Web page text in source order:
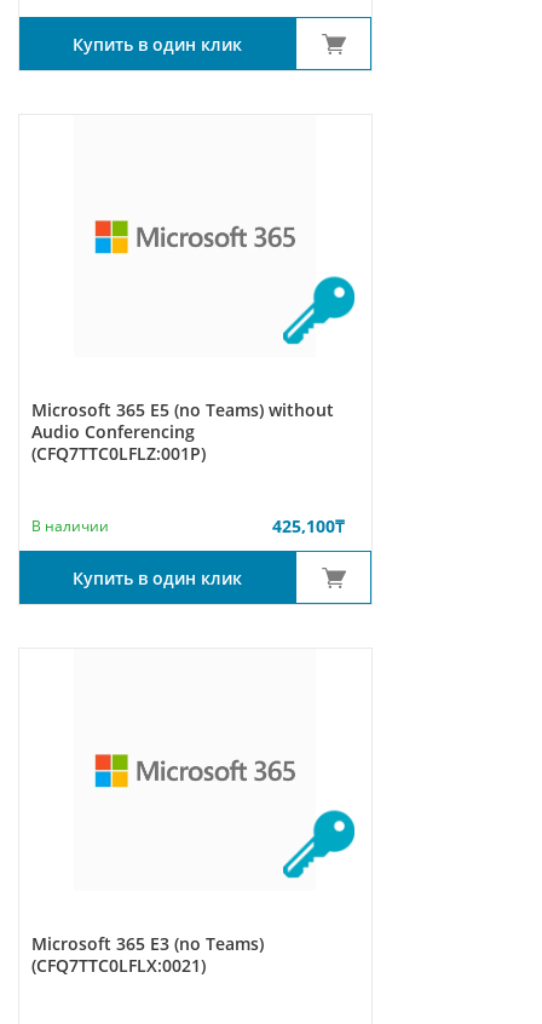
Купить в один клик
Microsoft 365 E5 (no Teams) without
Audio Conferencing
(CFQ7TTC0LFLZ:001P)
В наличии 425,100₸
Купить в один клик
Microsoft 365 E3 (no Teams)
(CFQ7TTC0LFLX:0021)